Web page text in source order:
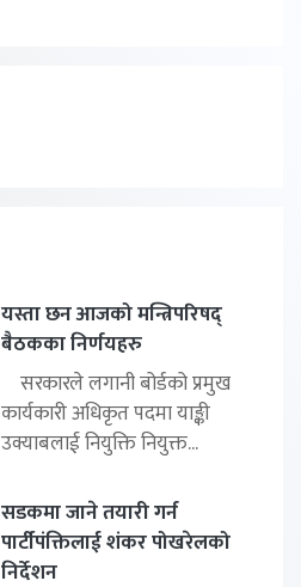
यस्ता छन आजको मन्त्रिपरिषद्
बैठकका निर्णयहरु
सरकारले लगानी बोर्डको प्रमुख
कार्यकारी अधिकृत पदमा याङ्की
उक्याबलाई नियुक्ति नियुक्त...
सडकमा जाने तयारी गर्न
पार्टीपंक्तिलाई शंकर पोखरेलको
निर्देशन